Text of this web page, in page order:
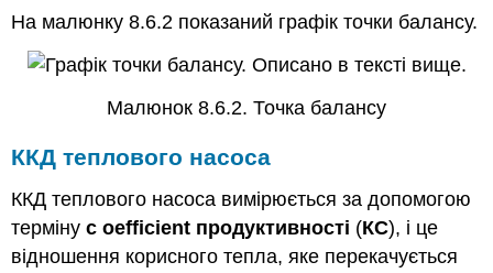
На малюнку 8.6.2 показаний графік точки балансу.
Малюнок 8.6.2. Точка балансу
ККД теплового насоса
ККД теплового насоса вимірюється за допомогою
термінуcoefficient продуктивності (КС), і це
відношення корисного тепла, яке перекачується